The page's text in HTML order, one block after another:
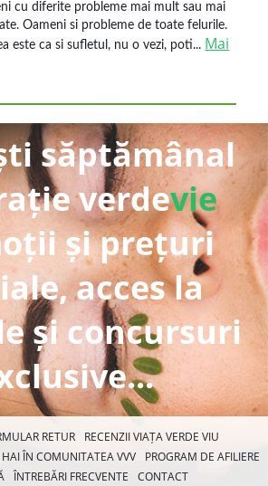
cu diferite probleme mai mult sau mai
Oameni si probleme de toate felurile.
este ca si sufletul, nu o vezi, poti... Mai
săptămânal
verdevie
și prețuri
acces la
și concursuri
RETUR
RECENZII VIAȚA VERDE VIU
HAI ÎN COMUNITATEA VVV
PROGRAM DE AFILIERE
ÎNTREBĂRI FRECVENTE CONTACT